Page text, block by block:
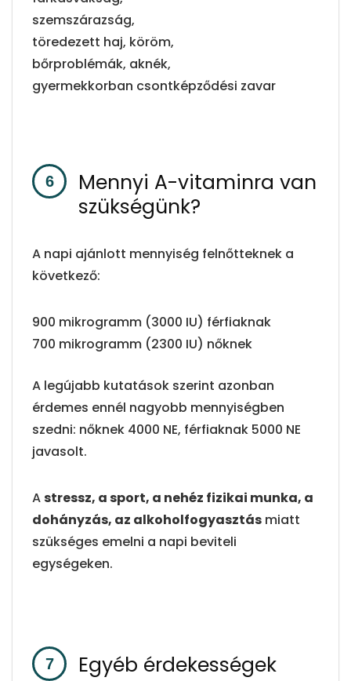
szemszárazság,
töredezett haj, köröm,
bőrproblémák, aknék,
gyermekkorban csontképződési zavar
Mennyi A-vitaminra van
szükségünk?
A napi ajánlott mennyiség felnőtteknek a
következő:
900 mikrogramm (3000 IU) férfiaknak
700 mikrogramm (2300 IU) nőknek
A legújabb kutatások szerint azonban
érdemes ennél nagyobb mennyiségben
szedni: nőknek 4000 NE, férfiaknak 5000 NE
javasolt.
Astressz, a sport, a nehéz fizikai munka, a
dohányzás, az alkoholfogyasztás miatt
szükséges emelni a napi beviteli
egységeken.
Egyéb érdekességek